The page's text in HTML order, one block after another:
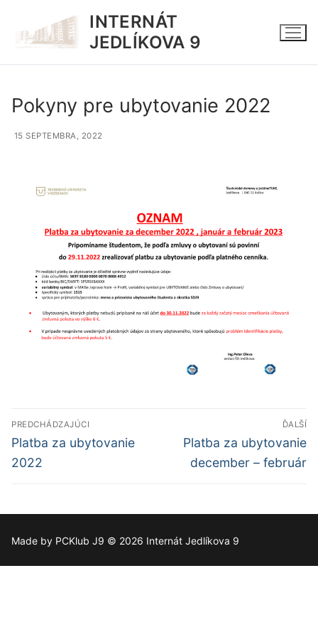
obsah
INTERNÁT
JEDLÍKOVA 9
Pokyny pre ubytovanie 2022
15 SEPTEMBRA, 2022
Navigácia
v
článku
PREDCHÁDZAJÚCI
Predchádzajúci
článok:
Platba za ubytovanie
2022
ĎALŠÍ
Ďalší
článok:
Platba za ubytovanie
december – február
Made by PCKlub J9 © 2026 Internát Jedlíkova 9